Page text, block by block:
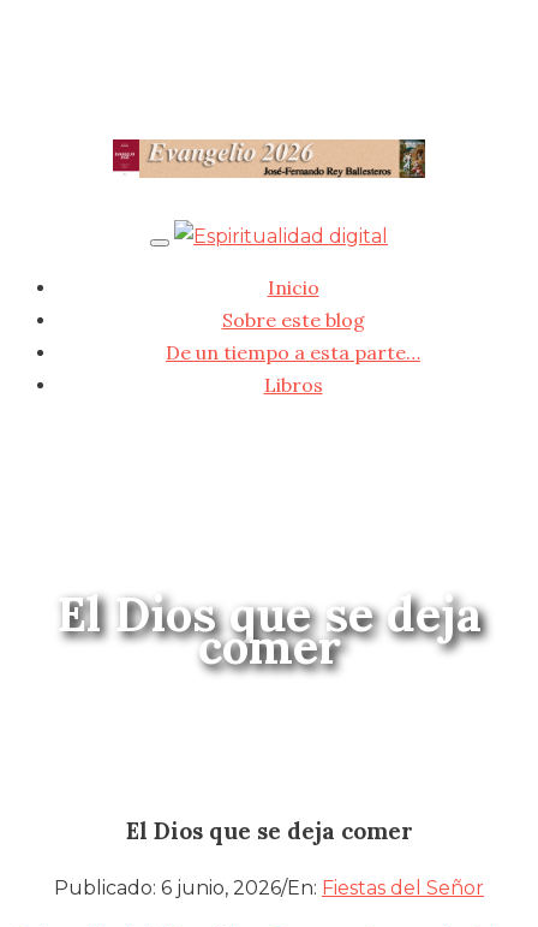
Inicio
Sobre este blog
De un tiempo a esta parte…
Libros
El Dios que se deja
comer
El Dios que se deja comer
Publicado: 6 junio, 2026/En: Fiestas del Señor